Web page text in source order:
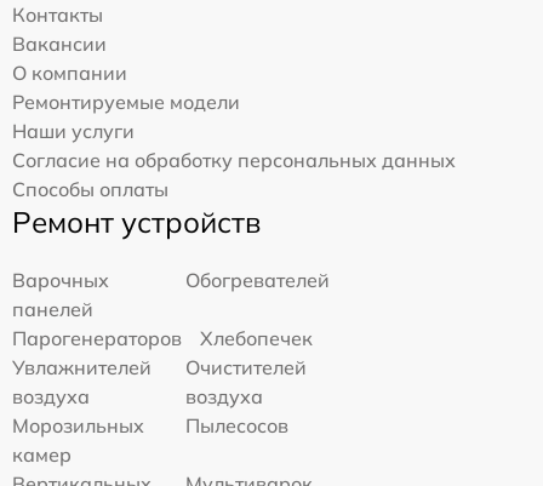
Контакты
Вакансии
О компании
Ремонтируемые модели
Наши услуги
Согласие на обработку персональных данных
Способы оплаты
Ремонт устройств
Варочных
панелей
Обогревателей
Парогенераторов
Хлебопечек
Увлажнителей
воздуха
Очистителей
воздуха
Морозильных
камер
Пылесосов